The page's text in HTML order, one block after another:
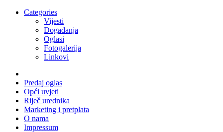
Categories
Vijesti
Događanja
Oglasi
Fotogalerija
Linkovi
Predaj oglas
Opći uvjeti
Riječ urednika
Marketing i pretplata
O nama
Impressum